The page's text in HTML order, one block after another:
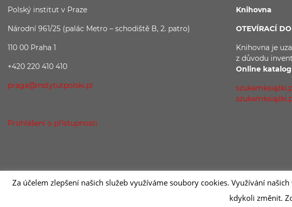
Polský institut v Praze
Národní 961/25 (palác Metro – schodiště B, 2. patro)
110 00 Praha 1
+420 220 410 410
praga@instytutpolski.pl
Prohlášení o přístupnosti
Knihovna
OTEVÍRACÍ
Knihovna je
z důvodu
Online katalog
Za účelem zlepšení našich služeb využíváme soubory cookies. Využívání
kdykoli změnit.